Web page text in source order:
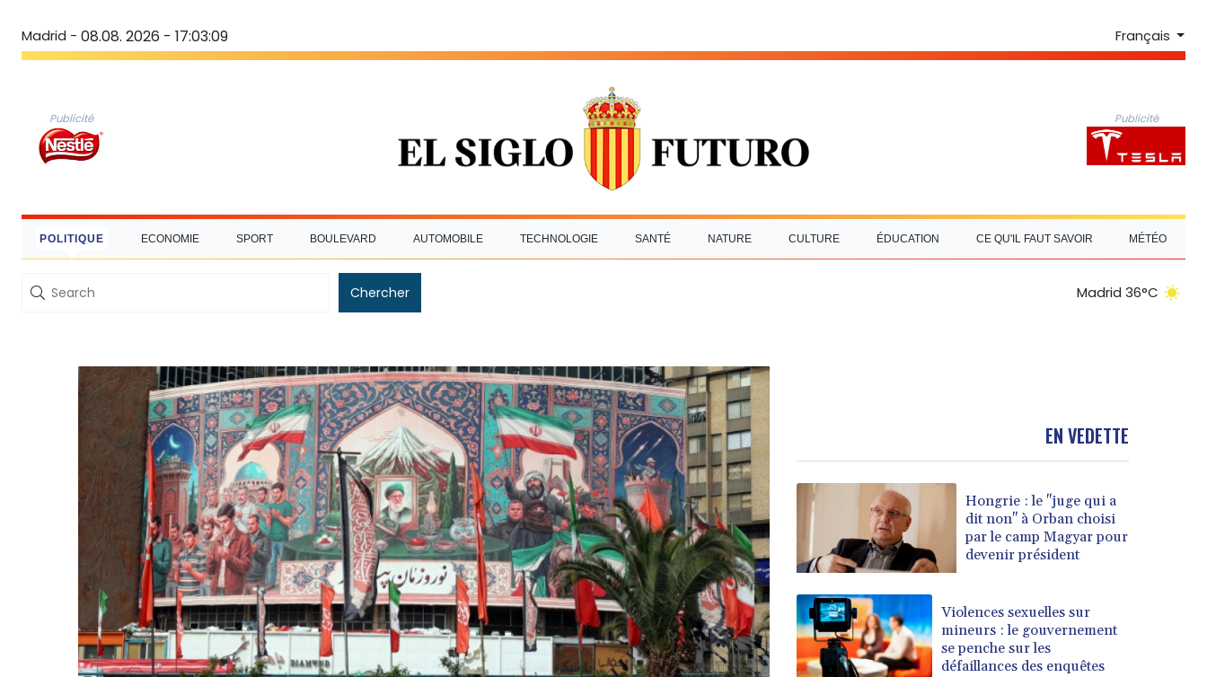
Madrid - 08.08. 2026 - 17:03:10 Français
Publicité Publicité
POLITIQUE ECONOMIE SPORT BOULEVARD AUTOMOBILE TECHNOLOGIE SANTÉ NATURE CULTURE ÉDUCATION CE QU'IL FAUT SAVOIR MÉTÉO
Chercher Madrid 36°C
EN VEDETTE
Hongrie : le "juge qui a
dit non" à Orban choisi
par le camp Magyar pour
devenir président
Violences sexuelles sur
mineurs : le gouvernement
se penche sur les
défaillances des enquêtes